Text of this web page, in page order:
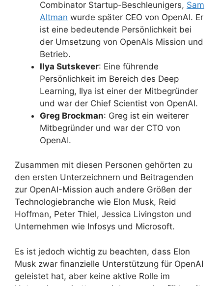
Combinator Startup-Beschleunigers, Sam
Altman wurde später CEO von OpenAI. Er
ist eine bedeutende Persönlichkeit bei
der Umsetzung von OpenAIs Mission und
Betrieb.
Ilya Sutskever: Eine führende
Persönlichkeit im Bereich des Deep
Learning, Ilya ist einer der Mitbegründer
und war der Chief Scientist von OpenAI.
Greg Brockman: Greg ist ein weiterer
Mitbegründer und war der CTO von
OpenAI.
Zusammen mit diesen Personen gehörten zu
den ersten Unterzeichnern und Beitragenden
zur OpenAI-Mission auch andere Größen der
Technologiebranche wie Elon Musk, Reid
Hoffman, Peter Thiel, Jessica Livingston und
Unternehmen wie Infosys und Microsoft.
Es ist jedoch wichtig zu beachten, dass Elon
Musk zwar finanzielle Unterstützung für OpenAI
geleistet hat, aber keine aktive Rolle im